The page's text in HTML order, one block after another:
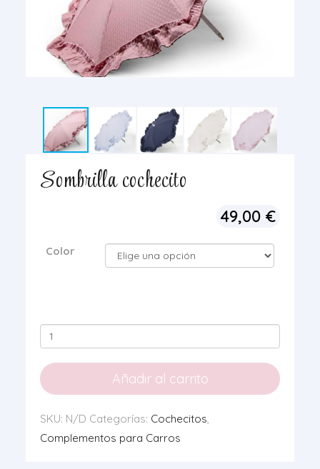
Sombrilla cochecito
49,00 €
Color
Sombrilla
cochecito
cantidad
Añadir al carrito
SKU: N/D Categorías: Cochecitos,
Complementos para Carros